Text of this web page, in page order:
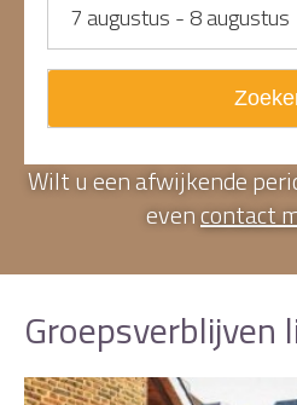
7 augustus - 8 augustus
Wilt u een afwijkende
evencontact
Groepsverblijven